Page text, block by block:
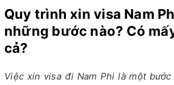
Quy trình xin visa Nam
những bước nào? Có
cả?
Việc xin visa đi Nam Phi là một